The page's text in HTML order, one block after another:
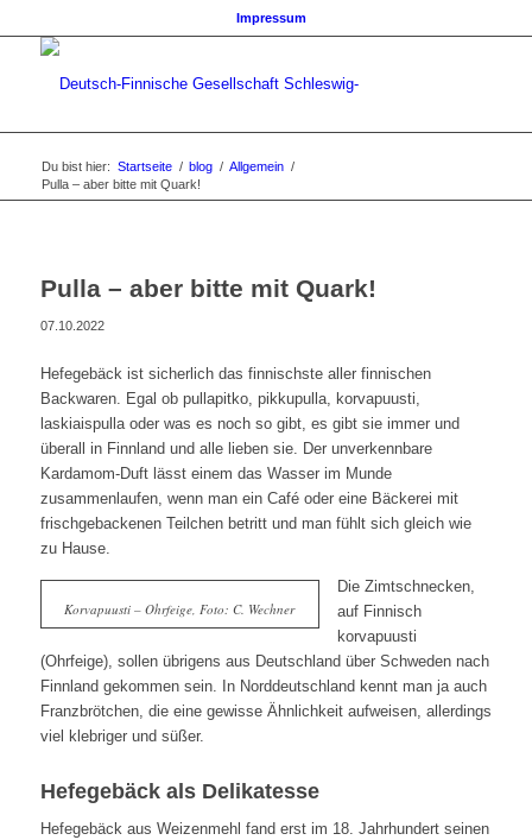
Impressum
Du bist hier: Startseite / blog / Allgemein /
Pulla – aber bitte mit Quark!
Pulla – aber bitte mit Quark!
07.10.2022
Hefegebäck ist sicherlich das finnischste aller finnischen
Backwaren. Egal ob pullapitko, pikkupulla, korvapuusti,
laskiaispulla oder was es noch so gibt, es gibt sie immer und
überall in Finnland und alle lieben sie. Der unverkennbare
Kardamom-Duft lässt einem das Wasser im Munde
zusammenlaufen, wenn man ein Café oder eine Bäckerei mit
frischgebackenen Teilchen betritt und man fühlt sich gleich wie
zu Hause.
Korvapuusti – Ohrfeige, Foto: C. Wechner
Die Zimtschnecken,
auf Finnisch
korvapuusti
(Ohrfeige), sollen übrigens aus Deutschland über Schweden nach
Finnland gekommen sein. In Norddeutschland kennt man ja auch
Franzbrötchen, die eine gewisse Ähnlichkeit aufweisen, allerdings
viel klebriger und süßer.
Hefegebäck als Delikatesse
Hefegebäck aus Weizenmehl fand erst im 18. Jahrhundert seinen